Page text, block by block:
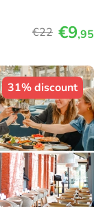
€22 €9,95
31% discount